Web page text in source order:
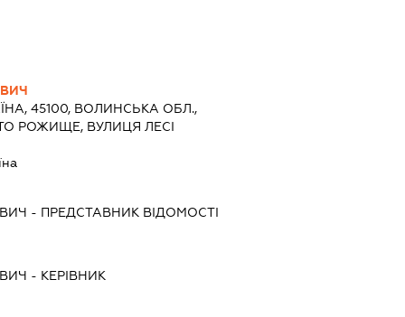
45100, ВОЛИНСЬКА ОБЛ.,
РОЖИЩЕ, ВУЛИЦЯ ЛЕСІ
- ПРЕДСТАВНИК ВІДОМОСТІ
- КЕРІВНИК